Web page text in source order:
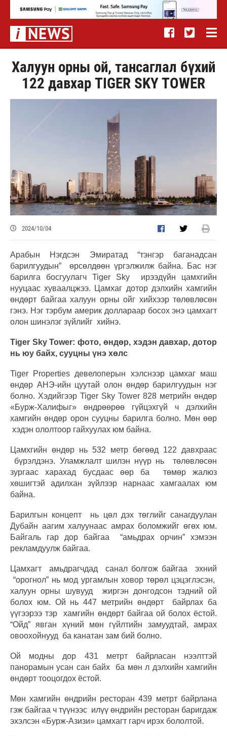
Халуун орны ой, тансаглал бүхий
122 давхар TIGER SKY TOWER
2024/10/04
Арабын Нэгдсэн Эмиратад “тэнгэр баганадсан
барилгуудын” өрсөлдөөн үргэлжилж байна. Бас нэг
барилга босгуулагч Tiger Sky ирээдүйн цамхгийн
нууцаас хуваалцжээ. Цамхаг дотор дэлхийн хамгийн
өндөрт байгаа халуун орны ойг хийхээр төлөвлөсөн
гэнэ. Нэг тэрбум америк доллараар босох энэ цамхагт
олон шинэлэг зүйлийг хийнэ.
Tiger Sky Tower: фото, өндөр, хэдэн давхар, дотор
нь юу байх, сууцны үнэ хөлс
Tiger Properties девелоперын хэлснээр цамхаг маш
өндөр АНЭ-ийн цуутай олон өндөр барилгуудын нэг
болно. Хэдийгээр Tiger Sky Tower 828 метрийн өндөр
«Бурж-Халифыг» өндрөөрөө гүйцэхгүй ч дэлхийн
хамгийн өндөр орон сууцны барилга болно. Мөн өөр
хэдэн ололтоор гайхуулах юм байна.
Цамхгийн өндөр нь 532 метр бөгөөд 122 давхраас
бүрэлдэнэ. Уламжлалт шилэн нүүр нь төлөвлөсөн
зургаас харахад бусдаас өөр ба төмөр жалюз
хөшигтэй адилхан зүйлээр нарнаас хамгаалах юм
байна.
Барилгын концепт нь цөл дэх төглийг санагдуулан
Дубайн аагим халуунаас амрах боломжийг өгөх юм.
Байгаль гар дор байгаа “амьдрах орчин” хэмээн
рекламдуулж байгаа.
Цамхагт амьдрагчдад санал болгож байгаа эхний
“орогнол” нь мод ургамлын ховор төрөл цэцэглэсэн,
халуун орны шувууд жиргэн донгодсон тэдний ой
болох юм. Ой нь 447 метрийн өндөрт байрлах ба
үүгээрээ тэр хамгийн өндөрт байгаа ой болох ёстой.
“Ойд” явган хүний мөн гүйлтийн замуудтай, амрах
овоохойнууд ба канатан зам бий болно.
Ой модны дор 431 метрт байрласан нээлттэй
панорамын усан сан байх ба мөн л дэлхийн хамгийн
өндөрт тооцогдох ёстой.
Мөн хамгийн өндрийн ресторан 439 метрт байрлана
гэж байгаа ч түүнээс илүү өндрийн ресторан баригдаж
эхэлсэн «Бурж-Азизи» цамхагт гарч ирэх бололтой.